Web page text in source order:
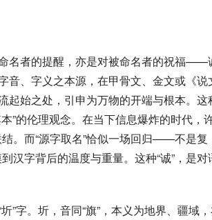
名者的提醒，亦是对被命名者的祝福——
音、字义之本源，在甲骨文、金文或《说
起始之处，引申为万物的开端与根本。这
”的伦理观念。在当下信息爆炸的时代，
。而“源字取名”恰似一场回归——不是复
汉字背后的温度与重量。这种“诚”，是对
”字。圻，音同“旗”，本义为地界、疆域